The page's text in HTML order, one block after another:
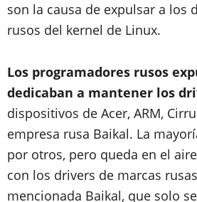
son la causa de expulsar a los
rusos del kernel de Linux.
Los programadores rusos
dedicaban a mantener los
dispositivos de Acer, ARM,
empresa rusa Baikal. La
por otros, pero queda en el
con los drivers de marcas
mencionada Baikal, que solo